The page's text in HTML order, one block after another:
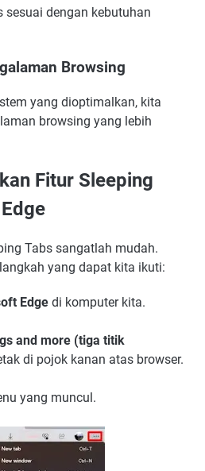
dengan kebutuhan
Browsing
yang dioptimalkan, kita
browsing yang lebih
Fitur Sleeping
Tabs sangatlah mudah.
yang dapat kita ikuti:
Edge di komputer kita.
and more (tiga titik
di pojok kanan atas browser.
yang muncul.